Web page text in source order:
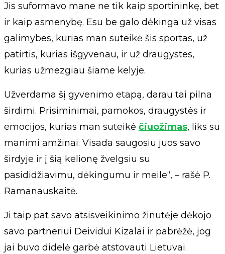
Jis suformavo mane ne tik kaip sportininkę, bet
ir kaip asmenybę. Esu be galo dėkinga už visas
galimybes, kurias man suteikė šis sportas, už
patirtis, kurias išgyvenau, ir už draugystes,
kurias užmezgiau šiame kelyje.
Užverdama šį gyvenimo etapą, darau tai pilna
širdimi. Prisiminimai, pamokos, draugystės ir
emocijos, kurias man suteikė čiuožimas, liks su
manimi amžinai. Visada saugosiu juos savo
širdyje ir į šią kelionę žvelgsiu su
pasididžiavimu, dėkingumu ir meile“, – rašė P.
Ramanauskaitė.
Ji taip pat savo atsisveikinimo žinutėje dėkojo
savo partneriui Deividui Kizalai ir pabrėžė, jog
jai buvo didelė garbė atstovauti Lietuvai.